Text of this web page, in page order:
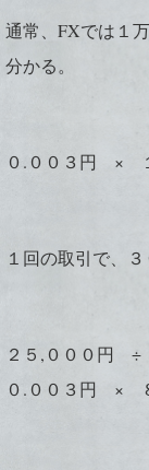
通常、FXでは１
分かる。
０.００３円 ×
１回の取引で、
２５,０００円
０.００３円 ×